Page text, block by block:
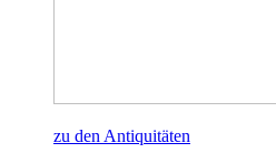
zu den Antiquitäten